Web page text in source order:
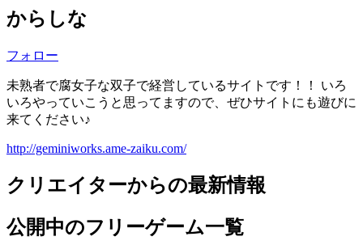
からしな
フォロー
未熟者で腐女子な双子で経営しているサイトです！！ いろ
いろやっていこうと思ってますので、ぜひサイトにも遊びに
来てください♪
http://geminiworks.ame-zaiku.com/
クリエイターからの最新情報
公開中のフリーゲーム一覧